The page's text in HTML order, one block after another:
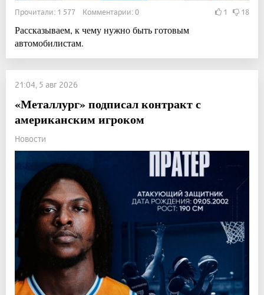
Прочитали: 1 577 Комментарии: 0 1 18
Рассказываем, к чему нужно быть готовым
автомобилистам.
21:04, 5 авг 2026
«Металлург» подписал контракт с
американским игроком
Новости